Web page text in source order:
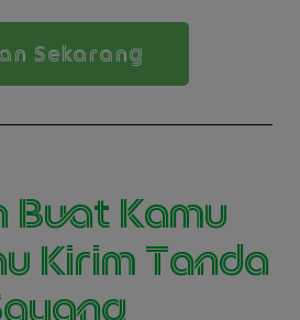
Sekarang
Buat Kamu
Kirim Tanda